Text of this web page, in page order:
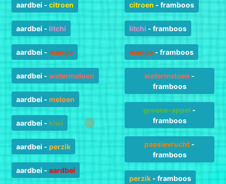
aardbei - citroen
aardbei - litchi
aardbei - mango
aardbei - watermeloen
aardbei - meloen
aardbei - kiwi
aardbei - perzik
aardbei - aardbei
citroen - framboos
litchi - framboos
mango - framboos
watermeloen -
framboos
groene-appel -
framboos
passievrucht -
framboos
perzik - framboos